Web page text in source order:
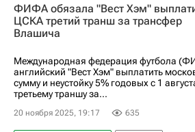
Хорхе Сампаоли
Ланус Зенит
ФИФА обязала "Вест Хэм"
ЦСКА третий транш за трансфер
Влашича
Международная федерация футбола
английский "Вест Хэм" выплатить
сумму и неустойку 5% годовых с 1
третьему траншу за...
20 ноября 2025, 19:17 635